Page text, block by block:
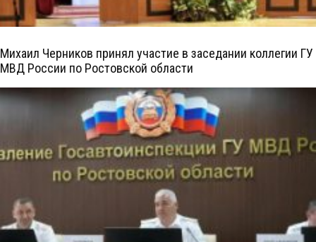
Михаил Черников принял участие в заседании коллегии ГУ
МВД России по Ростовской области